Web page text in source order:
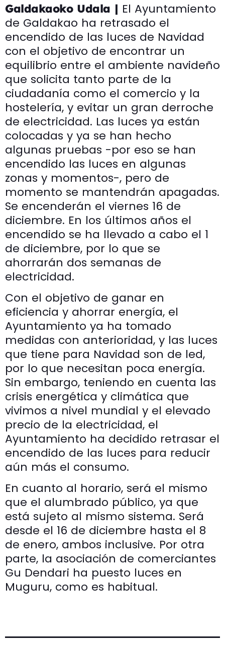
Galdakaoko Udala | El Ayuntamiento
de Galdakao ha retrasado el
encendido de las luces de Navidad
con el objetivo de encontrar un
equilibrio entre el ambiente navideño
que solicita tanto parte de la
ciudadanía como el comercio y la
hostelería, y evitar un gran derroche
de electricidad. Las luces ya están
colocadas y ya se han hecho
algunas pruebas -por eso se han
encendido las luces en algunas
zonas y momentos-, pero de
momento se mantendrán apagadas.
Se encenderán el viernes 16 de
diciembre. En los últimos años el
encendido se ha llevado a cabo el 1
de diciembre, por lo que se
ahorrarán dos semanas de
electricidad.
Con el objetivo de ganar en
eficiencia y ahorrar energía, el
Ayuntamiento ya ha tomado
medidas con anterioridad, y las luces
que tiene para Navidad son de led,
por lo que necesitan poca energía.
Sin embargo, teniendo en cuenta las
crisis energética y climática que
vivimos a nivel mundial y el elevado
precio de la electricidad, el
Ayuntamiento ha decidido retrasar el
encendido de las luces para reducir
aún más el consumo.
En cuanto al horario, será el mismo
que el alumbrado público, ya que
está sujeto al mismo sistema. Será
desde el 16 de diciembre hasta el 8
de enero, ambos inclusive. Por otra
parte, la asociación de comerciantes
Gu Dendari ha puesto luces en
Muguru, como es habitual.